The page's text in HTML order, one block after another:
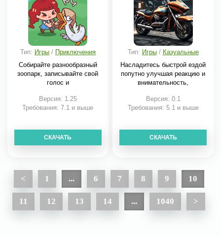
Тип: Игры/ Приключения
Собирайте разнообразный
зоопарк, записывайте свой
голос и
Версия: 1.25
Требования: 7.1 и выше
СКАЧАТЬ
Тип: Игры/ Казуальные
Насладитесь быстрой ездой
попутно улучшая реакцию и
внимательность,
Версия: 0.1
Требования: 5.1 и выше
СКАЧАТЬ
< 1 ... 6 7 8 9 10
11 12 13 14 ... 1040 >